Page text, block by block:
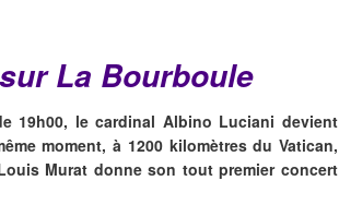
La Bourboule
19h00, le cardinal Albino Luciani devient
moment, à 1200 kilomètres du Vatican,
Murat donne son tout premier concert